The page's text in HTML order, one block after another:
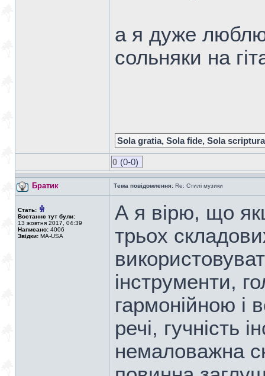
а я дуже
сольняки на
Sola gratia, Sola fide, Sola scriptura
0 (0-0)
Братик Тема повідомлення: Re: Стилі музики
Стать:
Востаннє тут були:
13 жовтня 2017, 04:39
Написано: 4006
Звідки: MA-USA
А я вірю, що
трьох
інструменти,
гармонійною і
речі, гучність
немаловажна